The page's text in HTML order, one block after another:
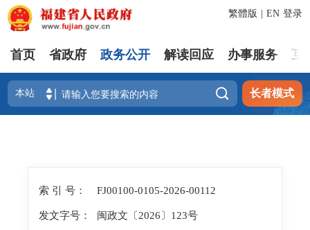
登录
繁體版 EN
首页 省政府 政务公开 解读回应 办事服务 互
 长者模式
索 引 号： FJ00100-0105-2026-00112
发文字号： 闽政文〔2026〕123号